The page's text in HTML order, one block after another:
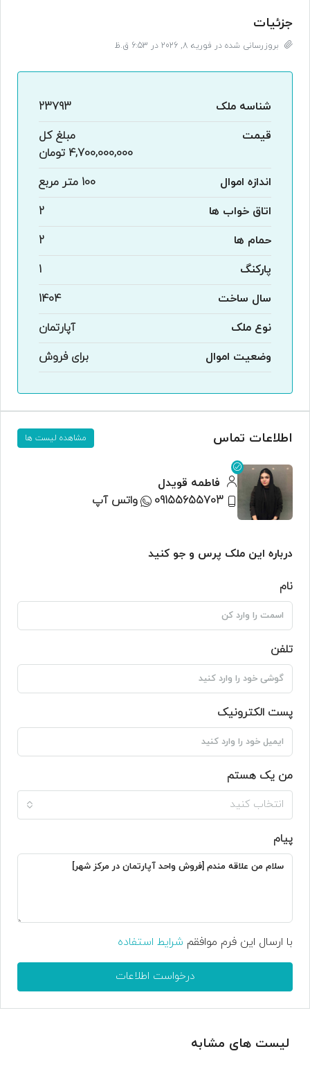
جزئیات
بروزرسانی شده در فوریه 8, 2026 در 6:53 ق.ظ
شناسه ملک
23793
قیمت
مبلغ کل
4,700,000,000 تومان
اندازه اموال
100 متر مربع
اتاق خواب ها
2
حمام ها
2
پارکنگ
1
سال ساخت
1404
نوع ملک
آپارتمان
وضعیت اموال
برای فروش
اطلاعات تماس مشاهده لیست ها
فاطمه قویدل
09155655703
واتس آپ
درباره این ملک پرس و جو کنید
نام
تلفن
پست الکترونیک
من یک هستم
انتخاب کنید
پیام
با ارسال این فرم موافقم شرایط استفاده
درخواست اطلاعات
لیست های مشابه